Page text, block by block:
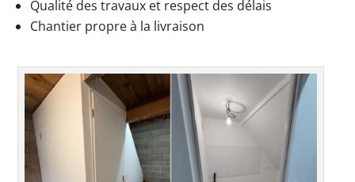
Qualité des travaux et respect des délais
Chantier propre à la livraison